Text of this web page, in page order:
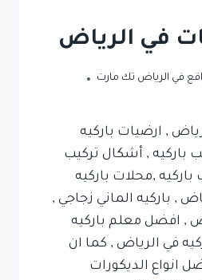
في الرياض
في الرياض تك مارت
, ارضيات باركيه
باركيه , أشكال تركيب
باركيه ,محلات باركيه
, باركيه الماني زجاجي ,
, افضل معلم باركيه
في الرياض , كما ان
انواع الديكورات